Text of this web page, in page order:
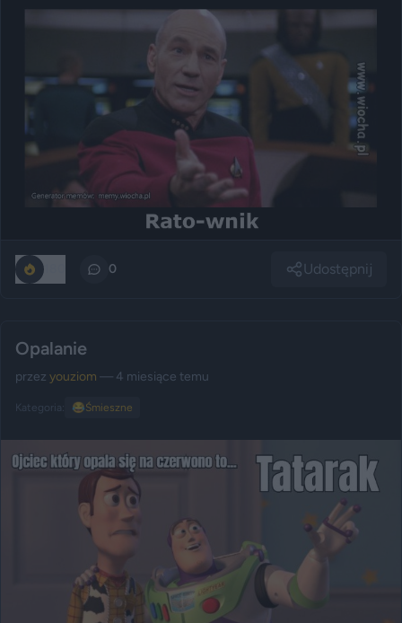
0 Udostępnij
Opalanie
przez youziom — 4 miesiące temu
Kategoria: 😂Śmieszne